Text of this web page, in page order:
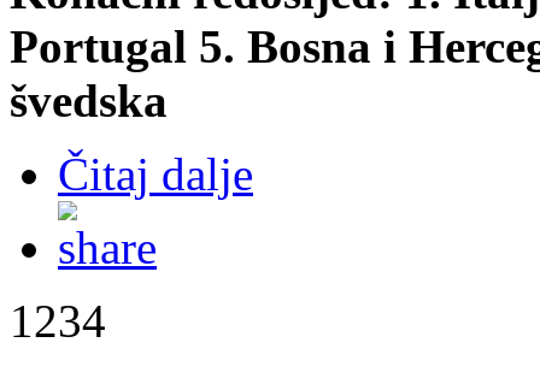
Portugal 5. Bosna i
švedska
Čitaj dalje
1234